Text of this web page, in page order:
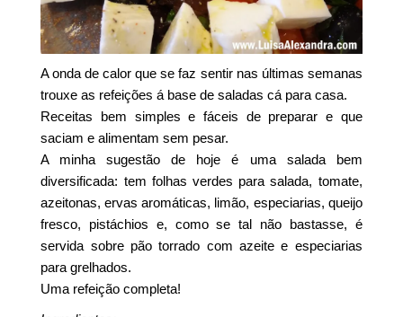
A onda de calor que se faz sentir nas últimas semanas
trouxe as refeições á base de saladas cá para casa.
Receitas bem simples e fáceis de preparar e que
saciam e alimentam sem pesar.
A minha sugestão de hoje é uma salada bem
diversificada: tem folhas verdes para salada, tomate,
azeitonas, ervas aromáticas, limão, especiarias, queijo
fresco, pistáchios e, como se tal não bastasse, é
servida sobre pão torrado com azeite e especiarias
para grelhados.
Uma refeição completa!